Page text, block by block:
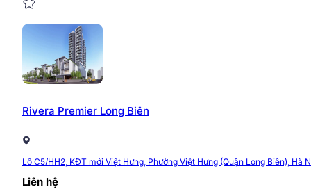
Rivera Premier Long Biên
Lô C5/HH2, KĐT mới Việt Hưng, Phường Việt Hưng (Quận Long Biên), Hà
Liên hệ